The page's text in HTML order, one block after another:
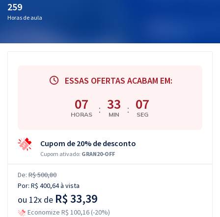
Blog
259
Horas de aula
ESSAS OFERTAS ACABAM EM:
07
HORAS : 33
MIN : 06
SEG
Cupom de 20% de desconto
Cupom ativado: GRAN20-OFF
De: R$ 500,80
Por: R$ 400,64à vista
ou 12x de R$ 33,39
Economize R$ 100,16 (-20%)